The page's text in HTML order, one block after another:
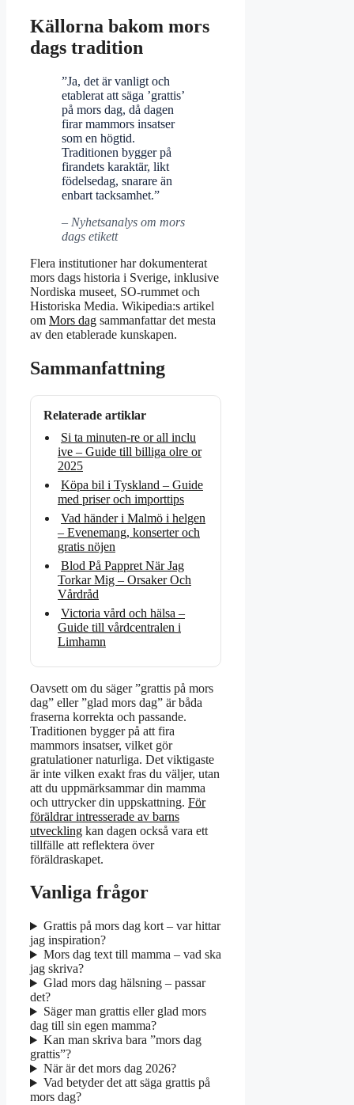
Källorna bakom mors
dags tradition
”Ja, det är vanligt och
etablerat att säga ’grattis’
på mors dag, då dagen
firar mammors insatser
som en högtid.
Traditionen bygger på
firandets karaktär, likt
födelsedag, snarare än
enbart tacksamhet.”
– Nyhetsanalys om mors
dags etikett
Flera institutioner har dokumenterat
mors dags historia i Sverige, inklusive
Nordiska museet, SO-rummet och
Historiska Media. Wikipedia:s artikel
om Mors dag sammanfattar det mesta
av den etablerade kunskapen.
Sammanfattning
Relaterade artiklar
Si ta minuten-re or all inclu
ive – Guide till billiga olre or
2025
Köpa bil i Tyskland – Guide
med priser och importtips
Vad händer i Malmö i helgen
– Evenemang, konserter och
gratis nöjen
Blod På Pappret När Jag
Torkar Mig – Orsaker Och
Vårdråd
Victoria vård och hälsa –
Guide till vårdcentralen i
Limhamn
Oavsett om du säger ”grattis på mors
dag” eller ”glad mors dag” är båda
fraserna korrekta och passande.
Traditionen bygger på att fira
mammors insatser, vilket gör
gratulationer naturliga. Det viktigaste
är inte vilken exakt fras du väljer, utan
att du uppmärksammar din mamma
och uttrycker din uppskattning. För
föräldrar intresserade av barns
utveckling kan dagen också vara ett
tillfälle att reflektera över
föräldraskapet.
Vanliga frågor
Grattis på mors dag kort – var hittar
jag inspiration?
Mors dag text till mamma – vad ska
jag skriva?
Glad mors dag hälsning – passar
det?
Säger man grattis eller glad mors
dag till sin egen mamma?
Kan man skriva bara ”mors dag
grattis”?
När är det mors dag 2026?
Vad betyder det att säga grattis på
mors dag?